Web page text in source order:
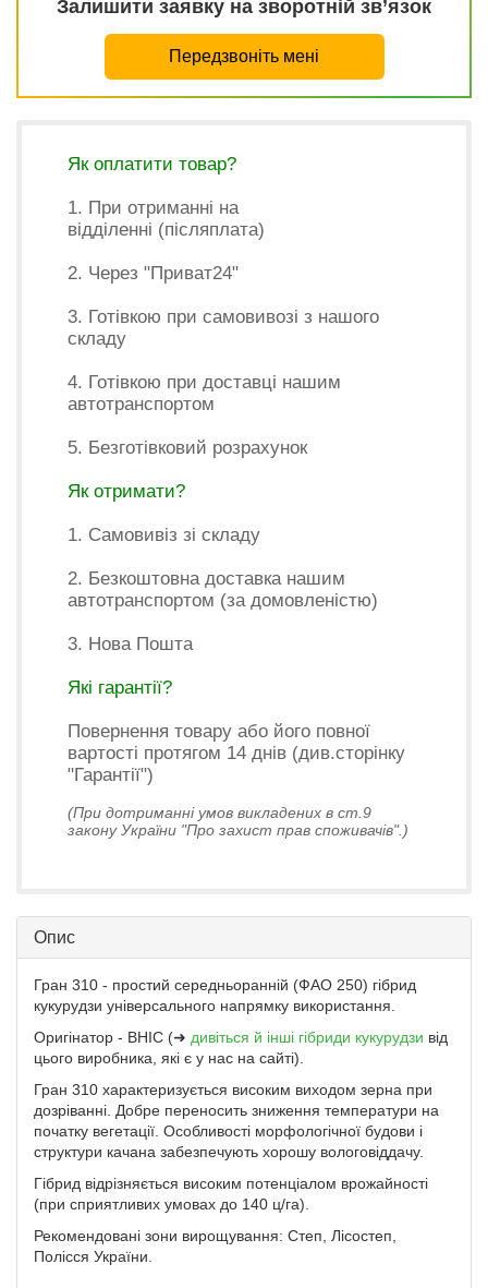
Залишити заявку на зворотній зв’язок
Передзвоніть мені
Як оплатити товар?
1. При отриманні на
відділенні (післяплата)
2. Через "Приват24"
3. Готівкою при самовивозі з нашого
складу
4. Готівкою при доставці нашим
автотранспортом
5. Безготівковий розрахунок
Як отримати?
1. Самовивіз зі складу
2. Безкоштовна доставка нашим
автотранспортом (за домовленістю)
3. Нова Пошта
Які гарантії?
Повернення товару або його повної
вартості протягом 14 днів (див.сторінку
"Гарантії")
(При дотриманні умов викладених в ст.9
закону України "Про захист прав споживачів".)
Опис
Гран 310 - простий середньоранній (ФАО 250) гібрид
кукурудзи універсального напрямку використання.
Оригінатор - ВНІС (➜ дивіться й інші гібриди кукурудзи від
цього виробника, які є у нас на сайті).
Гран 310 характеризується високим виходом зерна при
дозріванні. Добре переносить зниження температури на
початку вегетації. Особливості морфологічної будови і
структури качана забезпечують хорошу вологовіддачу.
Гібрид відрізняється високим потенціалом врожайності
(при сприятливих умовах до 140 ц/га).
Рекомендовані зони вирощування: Степ, Лісостеп,
Полісся України.